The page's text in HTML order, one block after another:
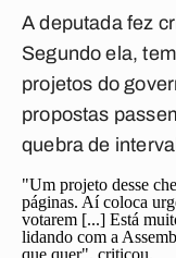
A deputada fez
Segundo ela,
projetos do
propostas
quebra de
"Um projeto desse
páginas. Aí coloca
votarem [...] Está
lidando com a
que quer", criticou.